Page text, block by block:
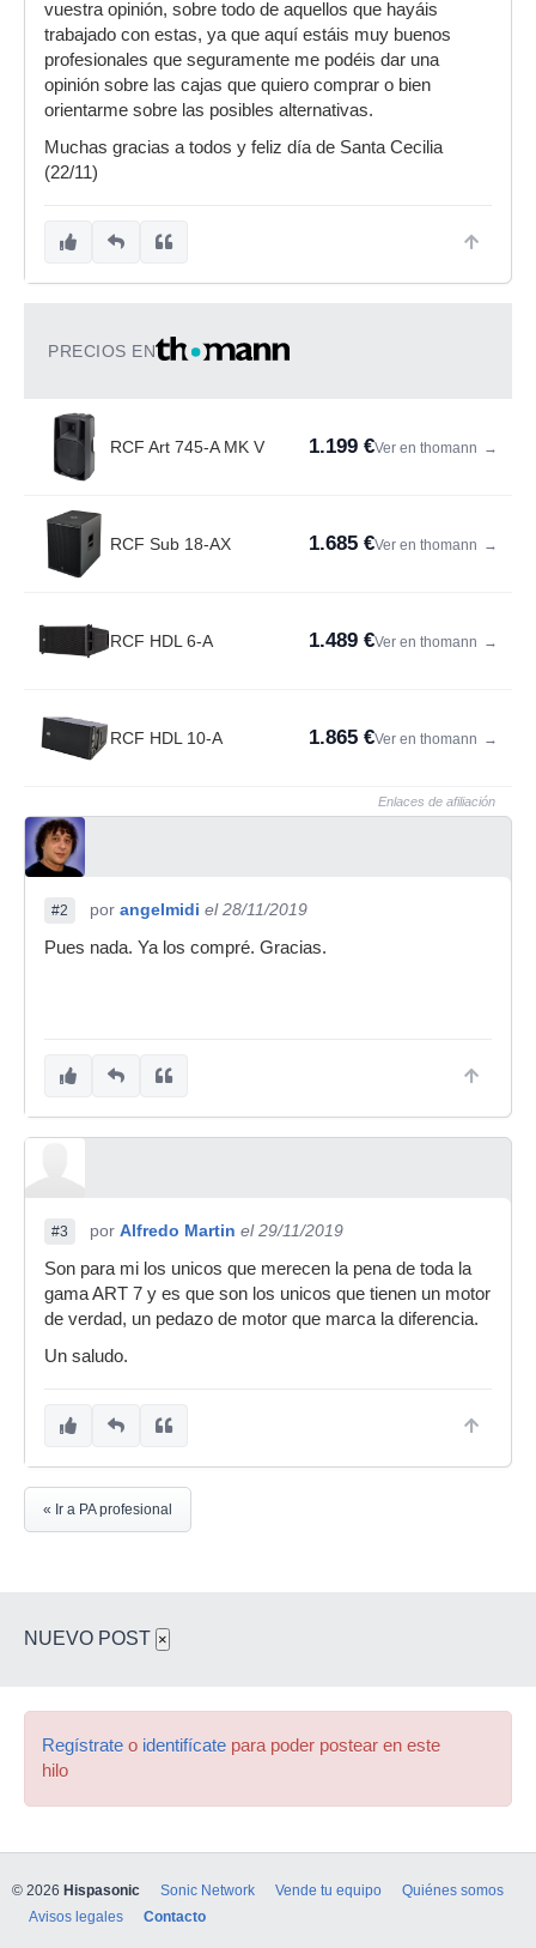
vuestra opinión, sobre todo de aquellos que hayáis
trabajado con estas, ya que aquí estáis muy buenos
profesionales que seguramente me podéis dar una
opinión sobre las cajas que quiero comprar o bien
orientarme sobre las posibles alternativas.
Muchas gracias a todos y feliz día de Santa Cecilia
(22/11)
PRECIOS EN
RCF Art 745-A MK V 1.199 €Ver en thomann →
RCF Sub 18-AX 1.685 €Ver en thomann →
RCF HDL 6-A 1.489 €Ver en thomann →
RCF HDL 10-A 1.865 €Ver en thomann →
Enlaces de afiliación
#2 por angelmidi el 28/11/2019
Pues nada. Ya los compré. Gracias.
#3 por Alfredo Martin el 29/11/2019
Son para mi los unicos que merecen la pena de toda la
gama ART 7 y es que son los unicos que tienen un motor
de verdad, un pedazo de motor que marca la diferencia.
Un saludo.
« Ir a PA profesional
NUEVO POST ×
Regístrate o identifícate para poder postear en este
hilo
© 2026 Hispasonic Sonic Network Vende tu equipo
Quiénes somos
Avisos legales
Contacto